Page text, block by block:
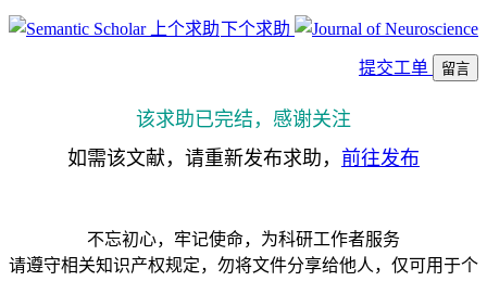
上个求助下个求助
提交工单 留言
该求助已完结，感谢关注
如需该文献，请重新发布求助， 前往发布
不忘初心，牢记使命，为科研工作者服务
请遵守相关知识产权规定，勿将文件分享给他人，仅可用于个